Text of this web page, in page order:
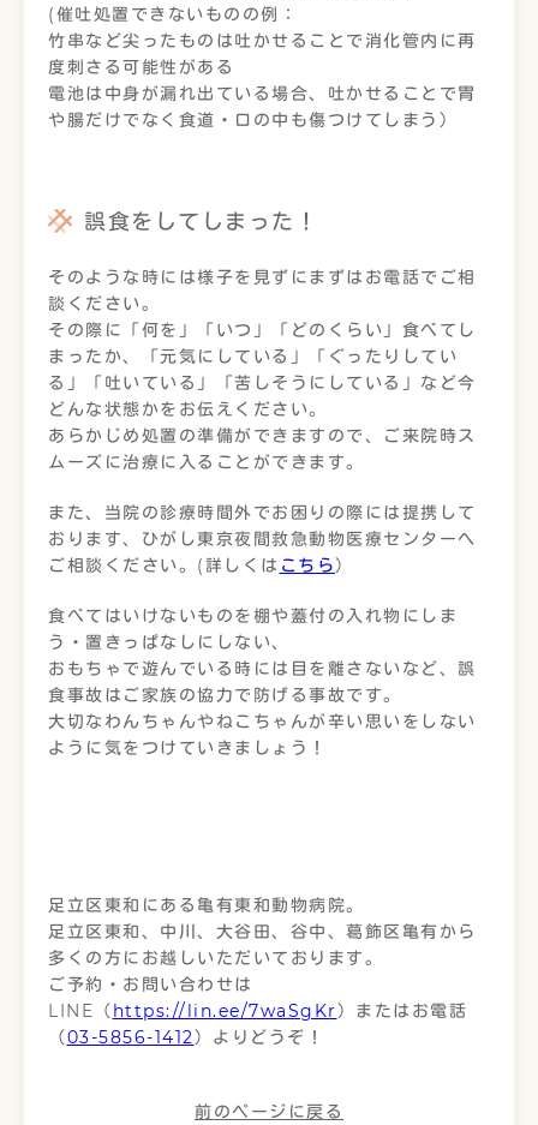
(催吐処置できないものの例：
竹串など尖ったものは吐かせることで消化管内に再
度刺さる可能性がある
電池は中身が漏れ出ている場合、吐かせることで胃
や腸だけでなく食道・口の中も傷つけてしまう）
誤食をしてしまった！
そのような時には様子を見ずにまずはお電話でご相
談ください。
その際に「何を」「いつ」「どのくらい」食べてし
まったか、「元気にしている」「ぐったりしてい
る」「吐いている」「苦しそうにしている」など今
どんな状態かをお伝えください。
あらかじめ処置の準備ができますので、ご来院時ス
ムーズに治療に入ることができます。
また、当院の診療時間外でお困りの際には提携して
おります、ひがし東京夜間救急動物医療センターへ
ご相談ください。(詳しくは こちら）
食べてはいけないものを棚や蓋付の入れ物にしま
う・置きっぱなしにしない、
おもちゃで遊んでいる時には目を離さないなど、誤
食事故はご家族の協力で防げる事故です。
大切なわんちゃんやねこちゃんが辛い思いをしない
ように気をつけていきましょう！
足立区東和にある亀有東和動物病院。
足立区東和、中川、大谷田、谷中、葛飾区亀有から
多くの方にお越しいただいております。
ご予約・お問い合わせは
LINE（https://lin.ee/7waSgKr）またはお電話
（03-5856-1412）よりどうぞ！
前のページに戻る